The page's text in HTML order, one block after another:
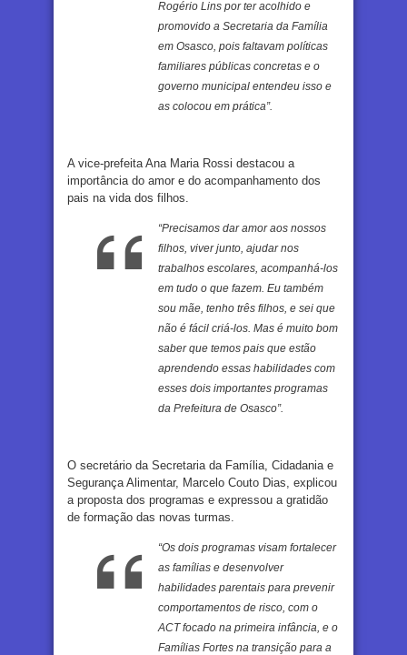
Rogério Lins por ter acolhido e
promovido a Secretaria da Família
em Osasco, pois faltavam políticas
familiares públicas concretas e o
governo municipal entendeu isso e
as colocou em prática”.
A vice-prefeita Ana Maria Rossi destacou a
importância do amor e do acompanhamento dos
pais na vida dos filhos.
“Precisamos dar amor aos nossos
filhos, viver junto, ajudar nos
trabalhos escolares, acompanhá-los
em tudo o que fazem. Eu também
sou mãe, tenho três filhos, e sei que
não é fácil criá-los. Mas é muito bom
saber que temos pais que estão
aprendendo essas habilidades com
esses dois importantes programas
da Prefeitura de Osasco”.
O secretário da Secretaria da Família, Cidadania e
Segurança Alimentar, Marcelo Couto Dias, explicou
a proposta dos programas e expressou a gratidão
de formação das novas turmas.
“Os dois programas visam fortalecer
as famílias e desenvolver
habilidades parentais para prevenir
comportamentos de risco, com o
ACT focado na primeira infância, e o
Famílias Fortes na transição para a